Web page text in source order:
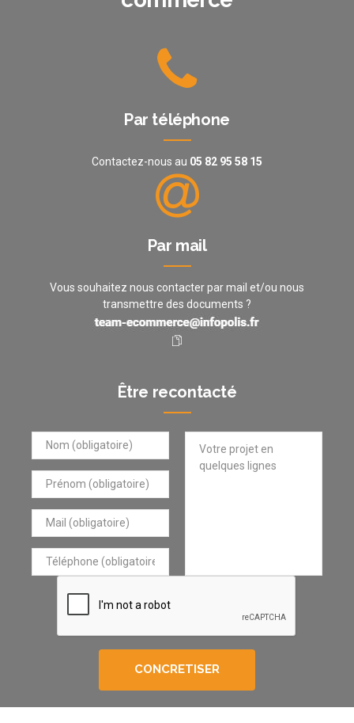
Par téléphone
Contactez-nous au 05 82 95 58 15
Par mail
Vous souhaitez nous contacter par mail et/ou nous
transmettre des documents ?
Être recontacté